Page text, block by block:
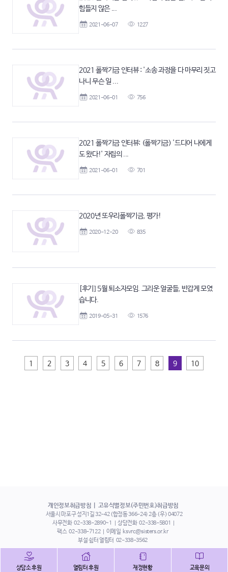
힘들지 않은 ...
2021-06-07 1227
2021 폴짝기금 인터뷰 : '소송 과정을 다 마무리 짓고
나니 무슨 일 ...
2021-06-01 756
2021 폴짝기금 인터뷰: (폴짝기금) '드디어 나에게
도 왔다!' 자립의 ...
2021-06-01 701
2020년 또우리폴짝기금, 평가!
2020-12-20 835
[후기] 5월 퇴소자모임. 그리운 얼굴들, 반갑게 모였
습니다.
2019-05-31 1576
1 2 3 4 5 6 7 8 9 10
개인정보취급방침 고유식별정보(주민번호)취급방침
서울시 마포구 성지1길 32-42 (합정동 366-24) 2층 (우) 04072
사무전화 02-338-2890~1 상담전화 02-338-5801
팩스 02-338-7122 이메일 ksvrc@sisters.or.kr
부설 쉼터 열림터 02-338-3562
상담소 후원 열림터 후원 재정현황 교육문의